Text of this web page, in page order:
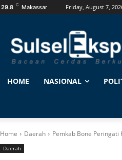
29.8 C Makassar Friday, August 7,
HOME NASIONAL
Home Daerah Pemkab Bone
Daerah